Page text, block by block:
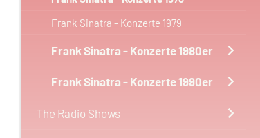
Frank Sinatra - Konzerte 1979
Frank Sinatra - Konzerte 1980er
Frank Sinatra - Konzerte 1990er
The Radio Shows